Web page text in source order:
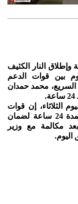
وإطلاق النار الكثيف
بينقوات الدعم
السريع، محمد حمدان
الثلاثاء، إن قوات
الدعم السريع أكدت موافقتها على هدنة لمدة 24 ساعة لضمان
مكالمة مع وزير
اليوم.